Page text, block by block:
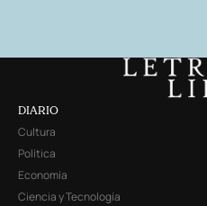
DIARIO
Cultura
Política
Economía
Ciencia y Tecnología